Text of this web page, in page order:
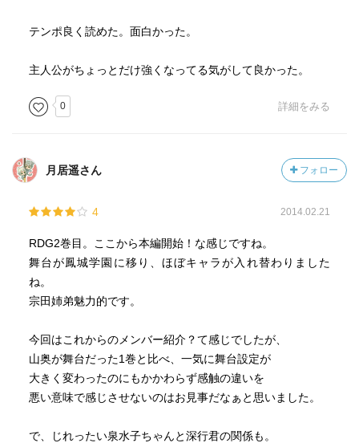
テンポ良く読めた。面白かった。
主人公がちょっとだけ強くなってる気がして良かった。
0 詳細をみる
月居遥さん フォロー
4 2014.02.21
RDG2巻目。ここから本編開始！な感じですね。
舞台が鳳城学園に移り、ほぼキャラが入れ替わりました
ね。
宗田姉弟魅力的です。
今回はこれからのメンバー紹介？て感じでしたが、
山奥が舞台だった1巻と比べ、一気に舞台設定が
大きく変わったのにもかかわらず感触の違いを
悪い意味で感じさせないのはお見事だなぁと思いました。
で、じれったい泉水子ちゃんと深行君の関係も。